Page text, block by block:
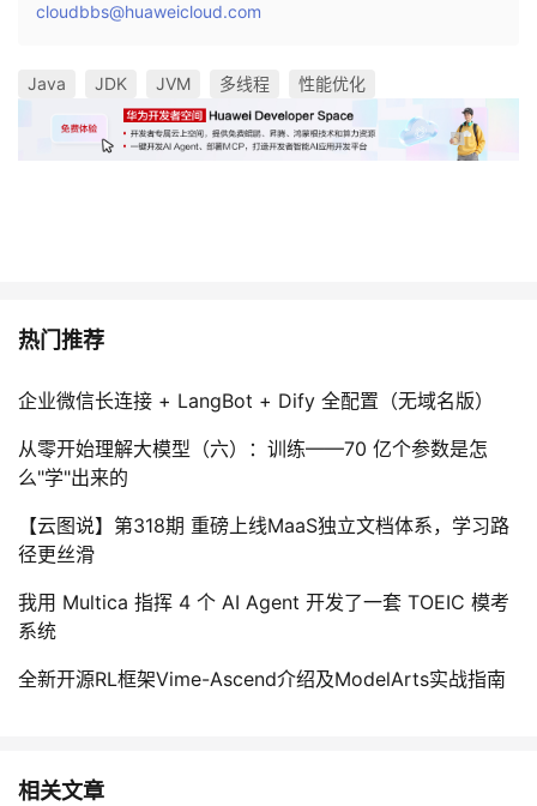
cloudbbs@huaweicloud.com
Java JDK JVM 多线程 性能优化
热门推荐
企业微信长连接 + LangBot + Dify 全配置（无域名版）
从零开始理解大模型（六）：训练——70 亿个参数是怎
么"学"出来的
【云图说】第318期 重磅上线MaaS独立文档体系，学习路
径更丝滑
我用 Multica 指挥 4 个 AI Agent 开发了一套 TOEIC 模考
系统
全新开源RL框架Vime-Ascend介绍及ModelArts实战指南
相关文章